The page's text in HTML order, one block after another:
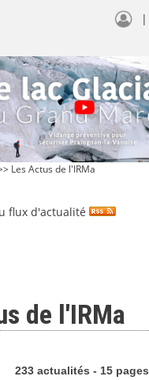
|
Les Actus de l'IRMa
flux d'actualité
de l'IRMa
233 actualités - 15 pages